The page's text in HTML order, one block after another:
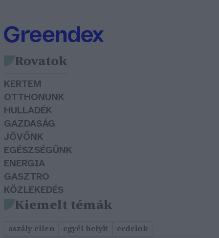
Rovatok
KERTEM
OTTHONUNK
HULLADÉK
GAZDASÁG
JÖVŐNK
EGÉSZSÉGÜNK
ENERGIA
GASZTRO
KÖZLEKEDÉS
Kiemelt témák
aszály ellen egyél helyit erdeink